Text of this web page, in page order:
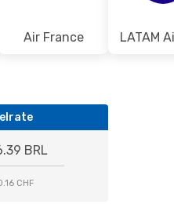
Air France LATAM
BRL
CHF